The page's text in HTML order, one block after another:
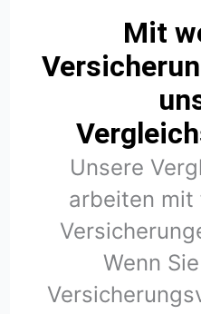
Mit
Unsere
arbeiten
Wenn